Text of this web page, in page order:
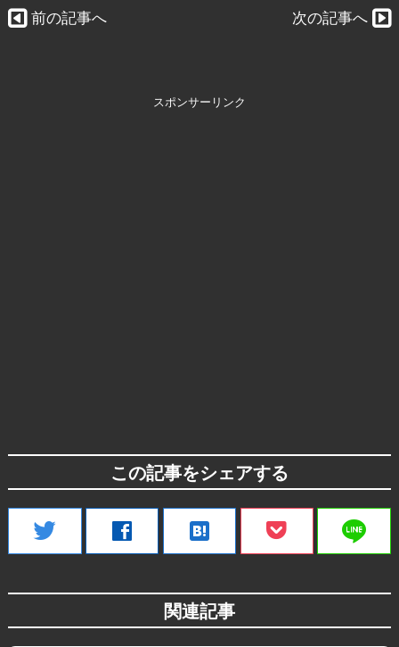
前の記事へ 次の記事へ
スポンサーリンク
この記事をシェアする
twitter facebook hatenabookmark line
関連記事